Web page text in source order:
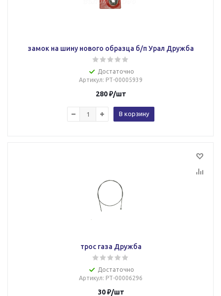
замок на шину нового образца б/п Урал Дружба
Достаточно
Артикул: РТ-00005939
280₽/шт
В корзину
трос газа Дружба
Достаточно
Артикул: РТ-00006296
30₽/шт